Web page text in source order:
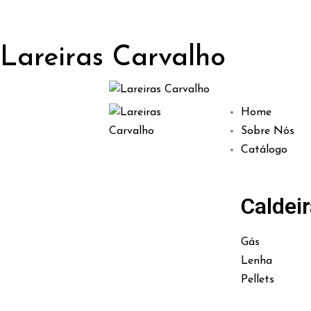
Lareiras Carvalho
Home
Sobre Nós
Catálogo
Gás
Lenha
Pellets